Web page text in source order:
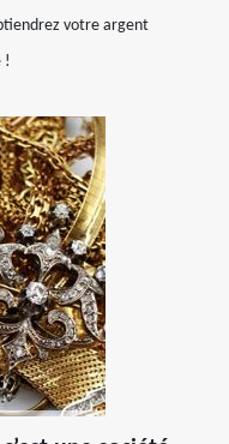
votre argent
!